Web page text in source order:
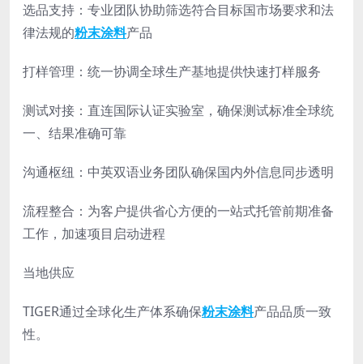
选品支持：专业团队协助筛选符合目标国市场要求和法
律法规的粉末涂料产品
打样管理：统一协调全球生产基地提供快速打样服务
测试对接：直连国际认证实验室，确保测试标准全球统
一、结果准确可靠
沟通枢纽：中英双语业务团队确保国内外信息同步透明
流程整合：为客户提供省心方便的一站式托管前期准备
工作，加速项目启动进程
当地供应
TIGER通过全球化生产体系确保粉末涂料产品品质一致
性。